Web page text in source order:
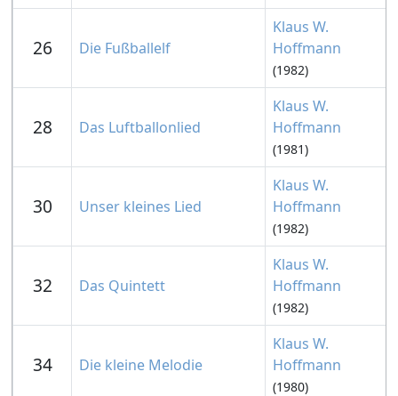
26 Die Fußballelf
Klaus W.
Hoffmann
(1982)
28 Das Luftballonlied
Klaus W.
Hoffmann
(1981)
30 Unser kleines Lied
Klaus W.
Hoffmann
(1982)
32 Das Quintett
Klaus W.
Hoffmann
(1982)
34 Die kleine Melodie
Klaus W.
Hoffmann
(1980)